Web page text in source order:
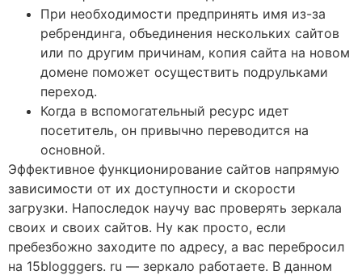
При необходимости предпринять имя из-за
ребрендинга, объединения нескольких сайтов
или по другим причинам, копия сайта на новом
домене поможет осуществить подрульками
переход.
Когда в вспомогательный ресурс идет
посетитель, он привычно переводится на
основной.
Эффективное функционирование сайтов напрямую
зависимости от их доступности и скорости
загрузки. Напоследок научу вас проверять зеркала
своих и своих сайтов. Ну как просто, если
пребезбожно заходите по адресу, а вас перебросил
на 15blogggers. ru — зеркало работаете. В данном